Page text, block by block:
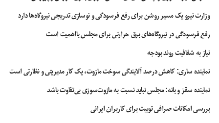
وزارت نیرو یک مسیر روشن برای رفع فرسودگی و نوسازی تدریجی نیروگاه‌ها دارد
رفع فرسودگی در نیروگاه‌های برق حرارتی برای مجلس بااهمیت است
نیاز به شفافیت روند بودجه
نماینده ساری: کاهش درصد آلایندگی سوخت مازوت، یک کار مدیریتی و نظارتی است
نماینده سقز و بانه: مجلس نباید نسبت به مازوت‌سوزی بی‌تفاوت باشد
بررسی امکانات صرافی توبیت برای کاربران ایرانی